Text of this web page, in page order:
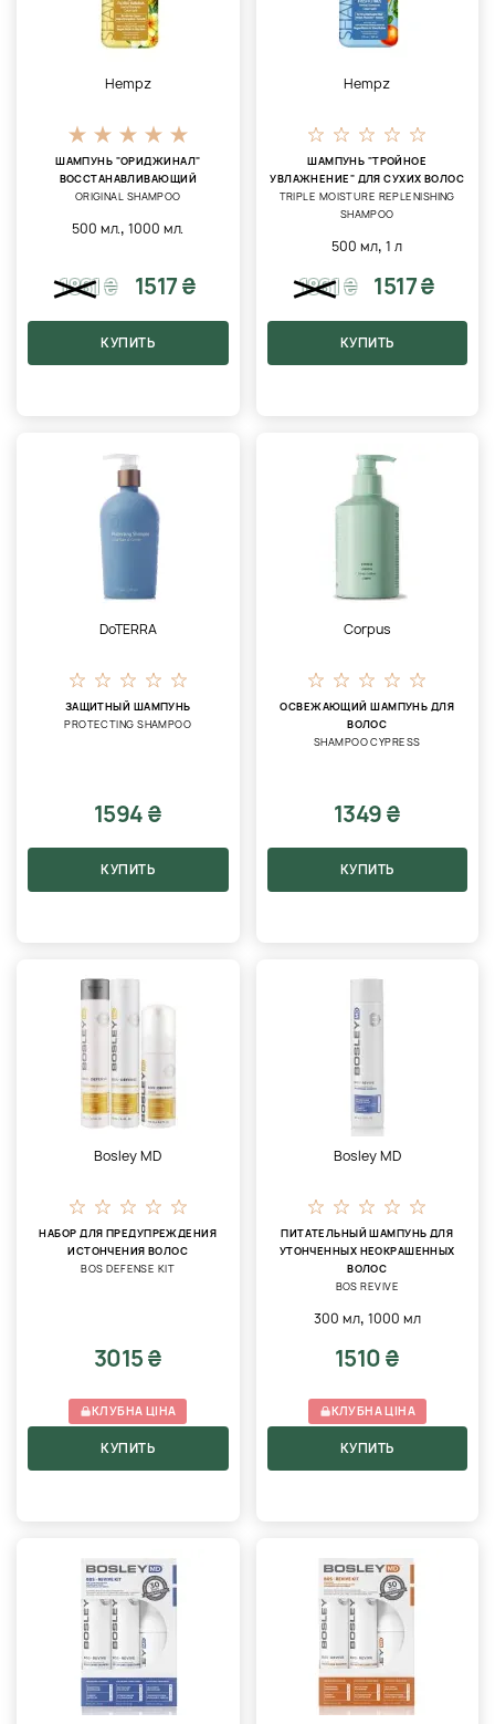
Hempz
ШАМПУНЬ "ОРИДЖИНАЛ"
ВОССТАНАВЛИВАЮЩИЙ
ORIGINAL SHAMPOO
500 мл.,1000 мл.
1861₴ 1517 ₴
КУПИТЬ
Hempz
ШАМПУНЬ "ТРОЙНОЕ
УВЛАЖНЕНИЕ" ДЛЯ СУХИХ ВОЛОС
TRIPLE MOISTURE REPLENISHING
SHAMPOO
500 мл,1 л
1861₴ 1517 ₴
КУПИТЬ
DoTERRA
ЗАЩИТНЫЙ ШАМПУНЬ
PROTECTING SHAMPOO
1594 ₴
КУПИТЬ
Corpus
ОСВЕЖАЮЩИЙ ШАМПУНЬ ДЛЯ
ВОЛОС
SHAMPOO CYPRESS
1349 ₴
КУПИТЬ
Bosley MD
НАБОР ДЛЯ ПРЕДУПРЕЖДЕНИЯ
ИСТОНЧЕНИЯ ВОЛОС
BOS DEFENSE KIT
3015 ₴
КЛУБНА ЦІНА
КУПИТЬ
Bosley MD
ПИТАТЕЛЬНЫЙ ШАМПУНЬ ДЛЯ
УТОНЧЕННЫХ НЕОКРАШЕННЫХ
ВОЛОС
BOS REVIVE
300 мл, 1000 мл
1510 ₴
КЛУБНА ЦІНА
КУПИТЬ